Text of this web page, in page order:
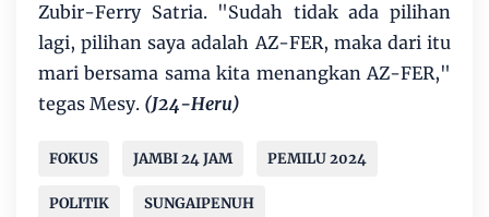
Zubir-Ferry Satria. "Sudah tidak ada pilihan
lagi, pilihan saya adalah AZ-FER, maka dari itu
mari bersama sama kita menangkan AZ-FER,"
tegas Mesy. (J24-Heru)
FOKUS JAMBI 24 JAM PEMILU 2024
POLITIK SUNGAIPENUH